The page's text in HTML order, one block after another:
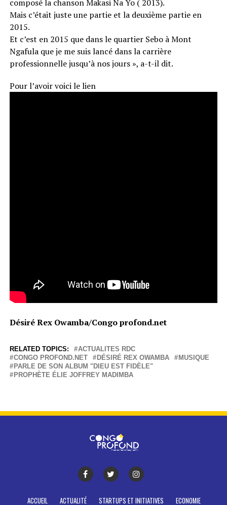
composé la chanson Makasi Na Yo ( 2013).
Mais c’était juste une partie et la deuxième partie en
2015.
Et c’est en 2015 que dans le quartier Sebo à Mont
Ngafula que je me suis lancé dans la carrière
professionnelle jusqu’à nos jours », a-t-il dit.
Pour l’avoir voici le lien
Désiré Rex Owamba/Congo profond.net
RELATED TOPICS:
ACTUALITES RDC
CONGO PROFOND.NET
DÉSIRÉ REX OWAMBA
MUSIQUE
PARLE DE SON ALBUM "DIEU EST FIDÈLE"
PROPHÈTE ÉLIE JOFFREY MADIMBA
ACCUEIL ACTUALITÉ STARTUPS ET INITIATIVES ECONOMIE